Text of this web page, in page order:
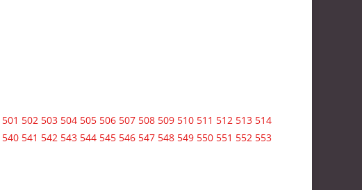
501 502 503 504 505 506 507 508 509 510 511 512 513 514
540 541 542 543 544 545 546 547 548 549 550 551 552 553